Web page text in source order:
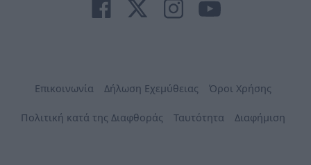
Επικοινωνία Δήλωση Εχεμύθειας Όροι Χρήσης
Πολιτική κατά της Διαφθοράς Ταυτότητα Διαφήμιση